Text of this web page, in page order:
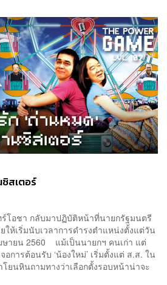
ซิสเตอร์
โอชา กลับมาปฏิบัติหน้าที่นายกรัฐมนตรี
ห้เริ่มนับเวลาการดำรงตำแหน่งตั้งแต่วัน
ายน 2560 แม้เป็นนายกฯ คนเก่า แต่
การต้อนรับ ‘น้องใหม่’ เริ่มตั้งแต่ ส.ส. ใน
ยนหินถามทางว่าเลือกตั้งรอบหน้าน่าจะ